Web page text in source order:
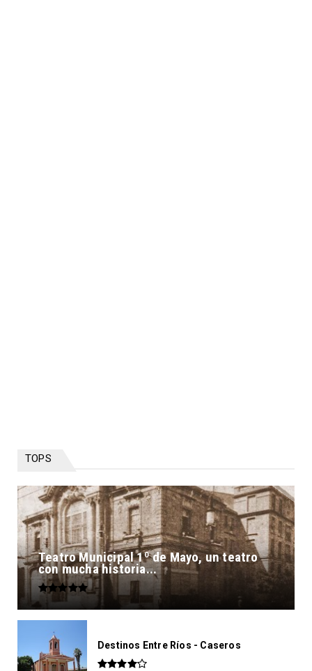
TOPS
Teatro Municipal 1º de Mayo, un teatro
con mucha historia...
Destinos Entre Ríos - Caseros